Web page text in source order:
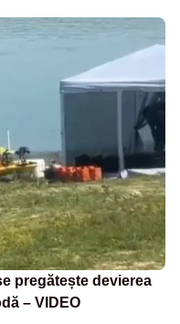
pregătește devierea
– VIDEO